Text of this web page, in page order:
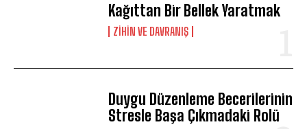
Kağıttan Bir Bellek Yaratmak
⁠ZIHIN VE DAVRANIŞ
Duygu Düzenleme Becerilerinin
Stresle Başa Çıkmadaki Rolü